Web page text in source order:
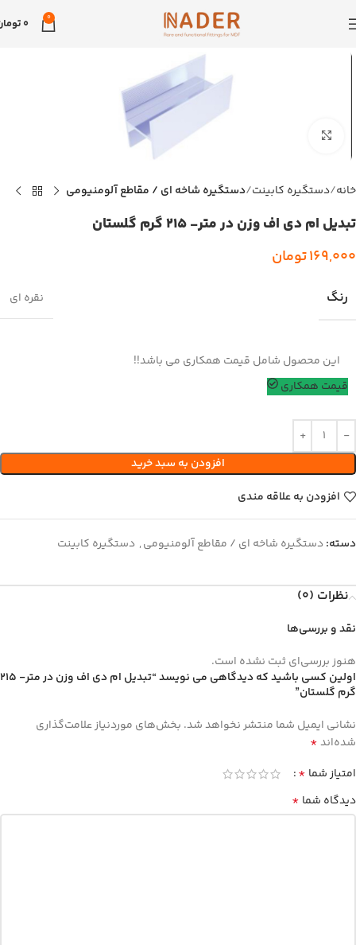
0
0
خانه دستگیره کابینت دستگیره شاخه ای / مقاطع آلومنیومی
تبدیل ام دی اف وزن در متر- 215 گرم گلستان
169,000تومان
رنگ نقره ای
این محصول شامل قیمت همکاری می باشد!!
قیمت همکاری
افزودن به سبد خرید
افزودن به علاقه مندی
دسته:دستگیره شاخه ای / مقاطع آلومنیومی, دستگیره کابینت
نظرات (0)
نقد و بررسی‌ها
هنوز بررسی‌ای ثبت نشده است.
اولین کسی باشید که دیدگاهی می نویسد “تبدیل ام دی اف وزن در متر- 215
گرم گلستان”
نشانی ایمیل شما منتشر نخواهد شد. بخش‌های موردنیاز علامت‌گذاری
شده‌اند*
امتیاز شما *
دیدگاه شما *